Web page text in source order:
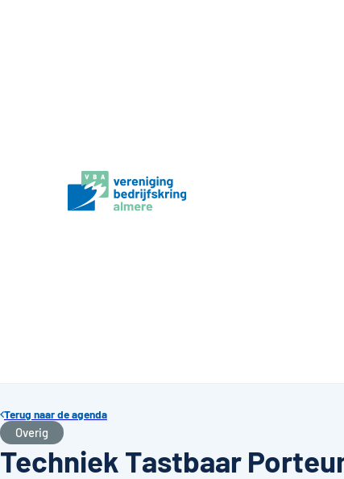
Terug naar de agenda
Overig
Techniek Tastbaar